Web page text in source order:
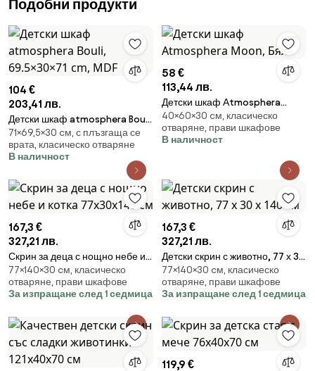
Подобни продукти
104 €
203,41 лв.
Детски шкаф atmosphera Bouli,
69.5×30×71 cm, MDF
71×69,5×30 cм, с плъзгаща се
врата, класическо отваряне
В наличност
58 €
113,44 лв.
Детски шкаф Аtmosphera
Moon, Бял
40×60×30 cм, класическо
отваряне, прави шкафове
В наличност
167,3 €
327,21 лв.
Скрин за деца с нощно небе и
котка 77х30х140 см
77×140×30 cм, класическо
отваряне, прави шкафове
За изпращане след 1 седмица
167,3 €
327,21 лв.
Детски скрин с животно, 77 х 30
х 140 см
77×140×30 cм, класическо
отваряне, прави шкафове
За изпращане след 1 седмица
119,9 €